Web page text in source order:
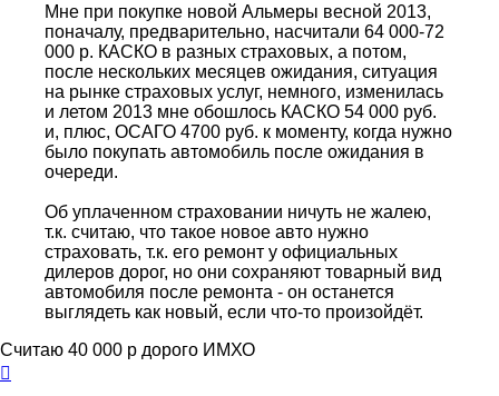
Мне при покупке новой Альмеры весной 2013,
поначалу, предварительно, насчитали 64 000-72
000 р. КАСКО в разных страховых, а потом,
после нескольких месяцев ожидания, ситуация
на рынке страховых услуг, немного, изменилась
и летом 2013 мне обошлось КАСКО 54 000 руб.
и, плюс, ОСАГО 4700 руб. к моменту, когда нужно
было покупать автомобиль после ожидания в
очереди.
Об уплаченном страховании ничуть не жалею,
т.к. считаю, что такое новое авто нужно
страховать, т.к. его ремонт у официальных
дилеров дорог, но они сохраняют товарный вид
автомобиля после ремонта - он останется
выглядеть как новый, если что-то произойдёт.
Считаю 40 000 р дорого ИМХО